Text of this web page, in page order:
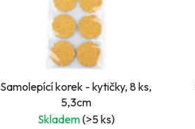
Samolepící korek - kytičky, 8 ks,
5,3cm
Skladem(>5 ks)